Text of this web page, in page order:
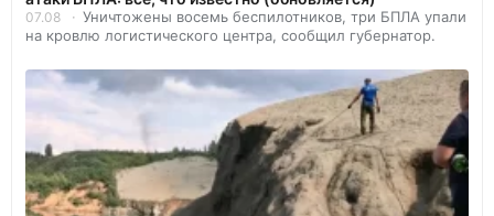
07.08
Уничтожены восемь беспилотников, три БПЛА упали
на кровлю логистического центра, сообщил губернатор.